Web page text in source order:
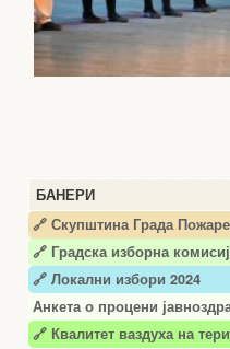
БАНЕРИ
🔗 Скупштина Града
🔗 Градска изборна
🔗 Локални избори 2024
Анкета о процени
🔗 Квалитет ваздуха на